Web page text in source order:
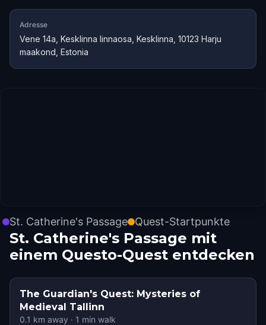
Adresse
Vene 14a, Kesklinna linnaosa, Kesklinna, 10123 Harju
maakond, Estonia
St. Catherine's Passage Quest-Startpunkte
St. Catherine's Passage mit
einem Questo-Quest entdecken
The Guardian's Quest: Mysteries of
Medieval Tallinn
0.1 km away · 1 min walk